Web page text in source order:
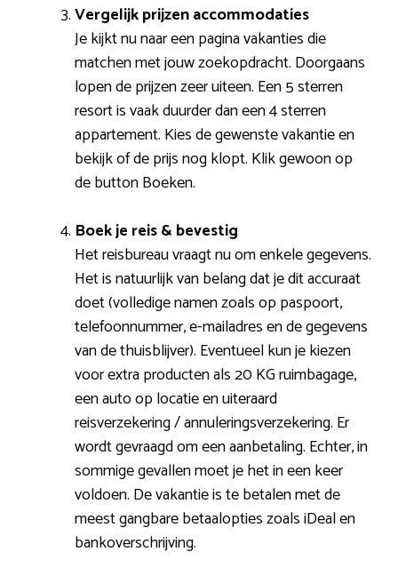
Vergelijk prijzen accommodaties
Je kijkt nu naar een pagina vakanties die
matchen met jouw zoekopdracht. Doorgaans
lopen de prijzen zeer uiteen. Een 5 sterren
resort is vaak duurder dan een 4 sterren
appartement. Kies de gewenste vakantie en
bekijk of de prijs nog klopt. Klik gewoon op
de button Boeken.
Boek je reis & bevestig
Het reisbureau vraagt nu om enkele gegevens.
Het is natuurlijk van belang dat je dit accuraat
doet (volledige namen zoals op paspoort,
telefoonnummer, e-mailadres en de gegevens
van de thuisblijver). Eventueel kun je kiezen
voor extra producten als 20 KG ruimbagage,
een auto op locatie en uiteraard
reisverzekering / annuleringsverzekering. Er
wordt gevraagd om een aanbetaling. Echter, in
sommige gevallen moet je het in een keer
voldoen. De vakantie is te betalen met de
meest gangbare betaalopties zoals iDeal en
bankoverschrijving.